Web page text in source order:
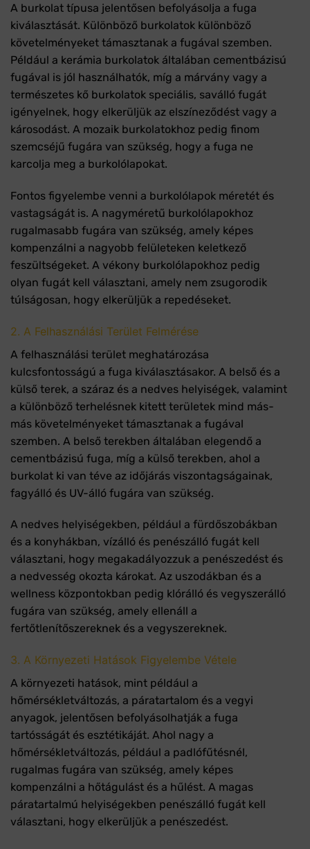
A burkolat típusa jelentősen befolyásolja a fuga
kiválasztását. Különböző burkolatok különböző
követelményeket támasztanak a fugával szemben.
Például a kerámia burkolatok általában cementbázisú
fugával is jól használhatók, míg a márvány vagy a
természetes kő burkolatok speciális, saválló fugát
igényelnek, hogy elkerüljük az elszíneződést vagy a
károsodást. A mozaik burkolatokhoz pedig finom
szemcséjű fugára van szükség, hogy a fuga ne
karcolja meg a burkolólapokat.
Fontos figyelembe venni a burkolólapok méretét és
vastagságát is. A nagyméretű burkolólapokhoz
rugalmasabb fugára van szükség, amely képes
kompenzálni a nagyobb felületeken keletkező
feszültségeket. A vékony burkolólapokhoz pedig
olyan fugát kell választani, amely nem zsugorodik
túlságosan, hogy elkerüljük a repedéseket.
2. A Felhasználási Terület Felmérése
A felhasználási terület meghatározása
kulcsfontosságú a fuga kiválasztásakor. A belső és a
külső terek, a száraz és a nedves helyiségek, valamint
a különböző terhelésnek kitett területek mind más-
más követelményeket támasztanak a fugával
szemben. A belső terekben általában elegendő a
cementbázisú fuga, míg a külső terekben, ahol a
burkolat ki van téve az időjárás viszontagságainak,
fagyálló és UV-álló fugára van szükség.
A nedves helyiségekben, például a fürdőszobákban
és a konyhákban, vízálló és penészálló fugát kell
választani, hogy megakadályozzuk a penészedést és
a nedvesség okozta károkat. Az uszodákban és a
wellness központokban pedig klórálló és vegyszerálló
fugára van szükség, amely ellenáll a
fertőtlenítőszereknek és a vegyszereknek.
3. A Környezeti Hatások Figyelembe Vétele
A környezeti hatások, mint például a
hőmérsékletváltozás, a páratartalom és a vegyi
anyagok, jelentősen befolyásolhatják a fuga
tartósságát és esztétikáját. Ahol nagy a
hőmérsékletváltozás, például a padlófűtésnél,
rugalmas fugára van szükség, amely képes
kompenzálni a hőtágulást és a hűlést. A magas
páratartalmú helyiségekben penészálló fugát kell
választani, hogy elkerüljük a penészedést.